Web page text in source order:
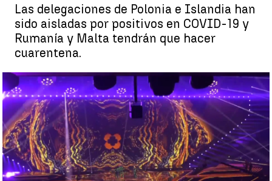
Las delegaciones de Polonia e Islandia han
sido aisladas por positivos en COVID-19 y
Rumanía y Malta tendrán que hacer
cuarentena.
Cuatro países aislados por coronavirus a un día de comenzar
Eurovisión 2021 |Antena 3 Noticias
Guillermo Gallegos Gómez